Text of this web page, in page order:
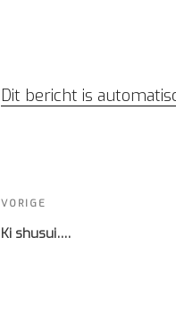
Dit bericht is
navigatie
Vorig
bericht
VORIGE
Ki shusui….